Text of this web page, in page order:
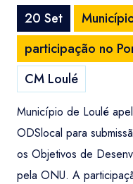
20 Set
participação no
CM Loulé
Município de Loulé
ODSlocal para
os Objetivos de
pela ONU. A